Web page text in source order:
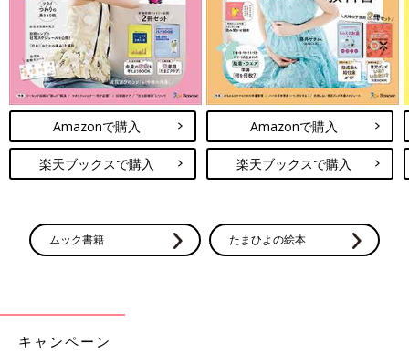
Amazonで購入
楽天ブックスで購入
Amazonで購入
楽天ブックスで購入
ムック書籍 たまひよの絵本
キャンペーン